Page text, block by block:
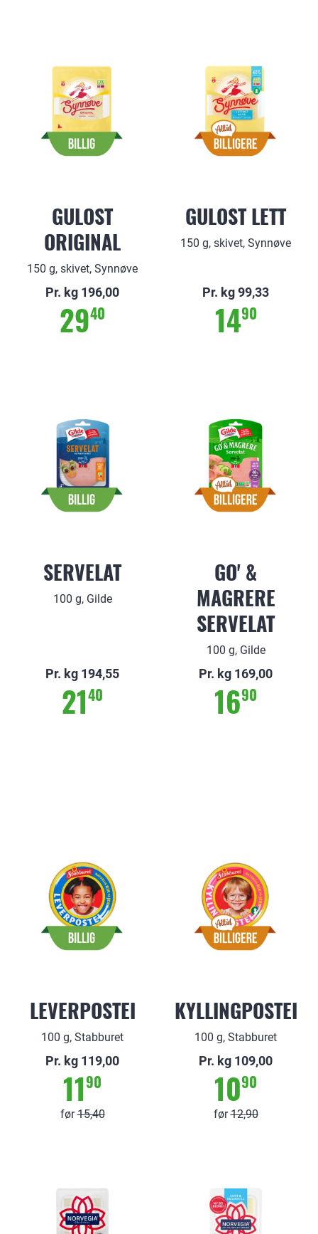
GULOST
ORIGINAL
150 g, skivet, Synnøve
Pr. kg 196,00
2940
GULOST LETT
150 g, skivet, Synnøve
Pr. kg 99,33
1490
SERVELAT
100 g, Gilde
Pr. kg 194,55
2140
GO' &
MAGRERE
SERVELAT
100 g, Gilde
Pr. kg 169,00
1690
LEVERPOSTEI
100 g, Stabburet
Pr. kg 119,00
1190
før15,40
KYLLINGPOSTEI
100 g, Stabburet
Pr. kg 109,00
1090
før12,90